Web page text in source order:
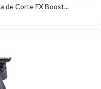
de Corte FX Boost...